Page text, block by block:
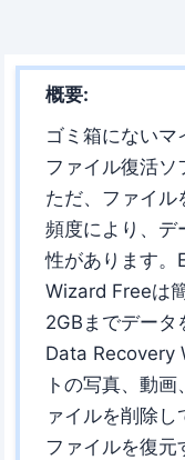
概要:
ゴミ箱にないマ
ファイル復活ソ
ただ、ファイル
頻度により、デ
性があります
Wizard Freeは
2GBまでデータ
Data Recovery
トの写真、動
ァイルを削除
ファイルを復元